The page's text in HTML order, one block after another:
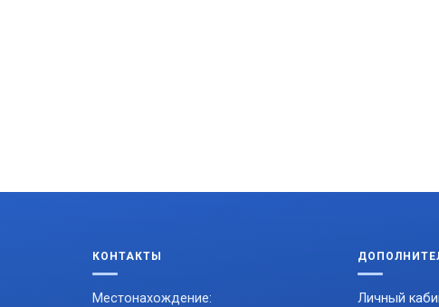
КОНТАКТЫ
Местонахождение:
Личный